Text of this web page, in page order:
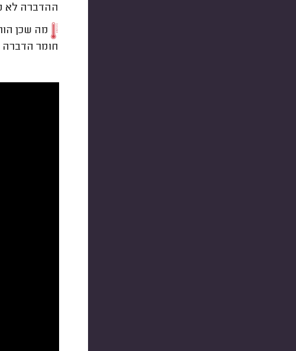
ההדברה לא
חומר הדברה